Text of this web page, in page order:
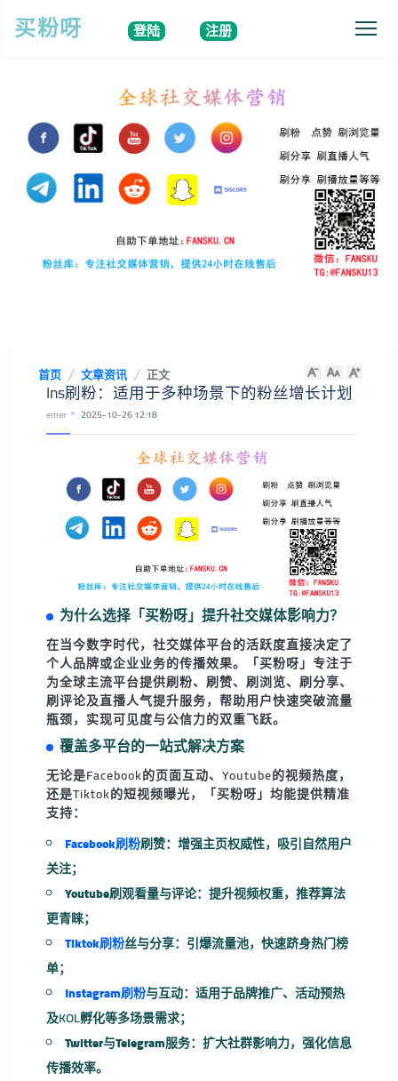
买粉呀 登陆 注册
首页 文章资讯 正文
Ins刷粉：适用于多种场景下的粉丝增长计划
emer 2025-10-26 12:18
为什么选择「买粉呀」提升社交媒体影响力？
在当今数字时代，社交媒体平台的活跃度直接决定了
个人品牌或企业业务的传播效果。
「买粉呀」 专注于
为全球主流平台提供刷粉、刷赞、刷浏览、刷分享、
刷评论及直播人气提升服务，帮助用户快速突破流量
瓶颈，实现可见度与公信力的双重飞跃。
覆盖多平台的一站式解决方案
无论是Facebook的页面互动、Youtube的视频热度，
还是Tiktok的短视频曝光，
「买粉呀」 均能提供精准
支持：
Facebook刷粉刷赞：增强主页权威性，吸引自然用户
关注；
Youtube刷观看量与评论：提升视频权重，推荐算法
更青睐；
Tiktok刷粉丝与分享：引爆流量池，快速跻身热门榜
单；
Instagram刷粉与互动：适用于品牌推广、活动预热
及KOL孵化等多场景需求；
Twitter与Telegram服务：扩大社群影响力，强化信息
传播效率。